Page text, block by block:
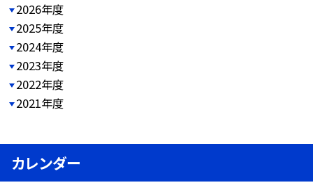
2026年度
2025年度
2024年度
2023年度
2022年度
2021年度
カレンダー